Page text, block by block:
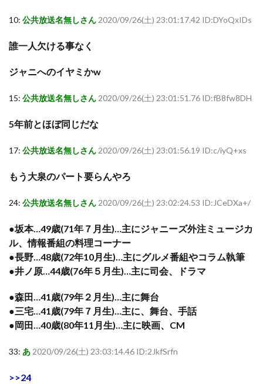
10: 公共放送名無しさん2020/09/26(土) 23:01:17.42 ID:DYoQxIDs
誰一人欠ける事なく
ジャニへのイヤミかw
15: 公共放送名無しさん2020/09/26(土) 23:01:51.76 ID:fB8fw8DH
5年前とほぼ同じだな
17: 公共放送名無しさん2020/09/26(土) 23:01:56.19 ID:c/iyQ+xs
もう大泉のパート要らんやろ
24: 公共放送名無しさん2020/09/26(土) 23:02:24.53 ID:JCeDXa+/
●坂本…49歳(71年７月生)…主にジャニーズ外注ミュージカ
ル、情報番組の料理コーナー
●長野…48歳(72年10月生)…主にグルメ番組やコラム執筆
●井ノ原…44歳(76年５月生)…主に司会、ドラマ
●森田…41歳(79年２月生)…主に舞台
●三宅…41歳(79年７月生)…主に、舞台、手話
●岡田…40歳(80年11月生)…主に映画、CM
33: あ2020/09/26(土) 23:03:14.46 ID:2JkfSrfn
>>24